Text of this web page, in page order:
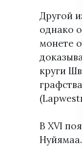
Другой
однако
монете
круги
В XVI